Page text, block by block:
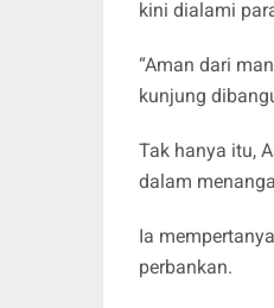
kini dialami
“Aman dari
kunjung
Tak hanya itu,
dalam
Ia
perbankan.